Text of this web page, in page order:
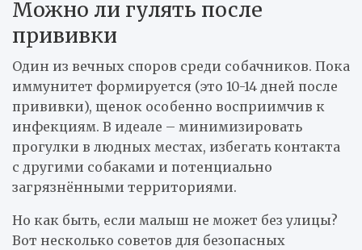
Можно ли гулять после
прививки
Один из вечных споров среди собачников. Пока
иммунитет формируется (это 10-14 дней после
прививки), щенок особенно восприимчив к
инфекциям. В идеале – минимизировать
прогулки в людных местах, избегать контакта
с другими собаками и потенциально
загрязнёнными территориями.
Но как быть, если малыш не может без улицы?
Вот несколько советов для безопасных